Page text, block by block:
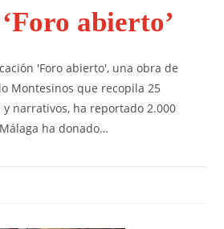
abierto’
'Foro abierto', una obra de
Montesinos que recopila 25
narrativos, ha reportado 2.000
ha donado…